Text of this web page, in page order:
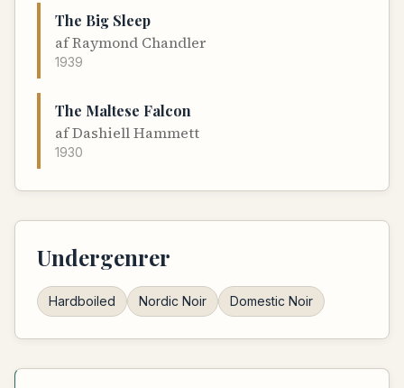
The Big Sleep
afRaymond Chandler
1939
The Maltese Falcon
afDashiell Hammett
1930
Undergenrer
Hardboiled Nordic Noir Domestic Noir